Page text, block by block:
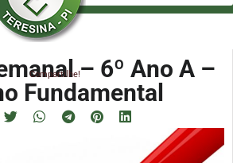
– 6º Ano A –
Fundamental
Compartilhe!